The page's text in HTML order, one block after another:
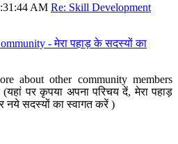
AM Re: Skill Development
- मेरा पहाड़ के सदस्यों का
about other community members
पर कृपया अपना परिचय दें, मेरा पहाड़
नये सदस्यों का स्वागत करें )